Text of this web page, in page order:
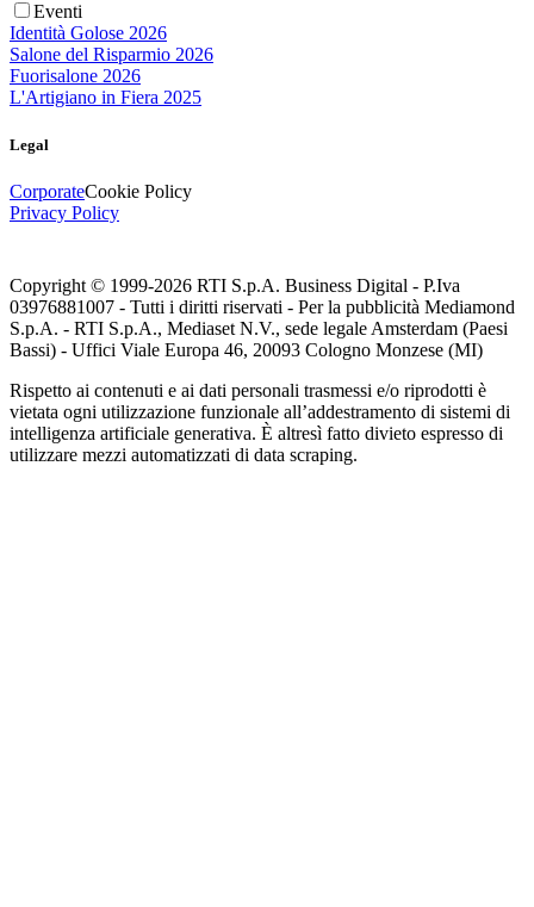
Eventi
Identità Golose 2026
Salone del Risparmio 2026
Fuorisalone 2026
L'Artigiano in Fiera 2025
Legal
CorporateCookie Policy
Privacy Policy
Copyright © 1999-2026 RTI S.p.A. Business Digital - P.Iva
03976881007 - Tutti i diritti riservati - Per la pubblicità Mediamond
S.p.A. - RTI S.p.A., Mediaset N.V., sede legale Amsterdam (Paesi
Bassi) - Uffici Viale Europa 46, 20093 Cologno Monzese (MI)
Rispetto ai contenuti e ai dati personali trasmessi e/o riprodotti è
vietata ogni utilizzazione funzionale all’addestramento di sistemi di
intelligenza artificiale generativa. È altresì fatto divieto espresso di
utilizzare mezzi automatizzati di data scraping.